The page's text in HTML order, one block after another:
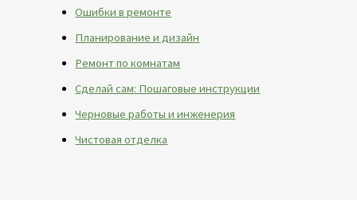
Ошибки в ремонте
Планирование и дизайн
Ремонт по комнатам
Сделай сам: Пошаговые инструкции
Черновые работы и инженерия
Чистовая отделка